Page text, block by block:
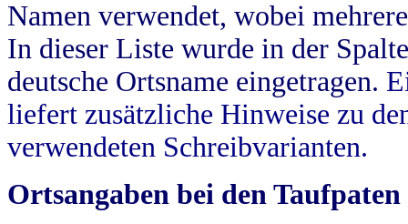
Namen verwendet, wobei
In dieser Liste wurde in der
deutsche Ortsname eingetragen.
liefert zusätzliche Hinweise zu
verwendeten Schreibvarianten.
Ortsangaben bei den Taufpaten